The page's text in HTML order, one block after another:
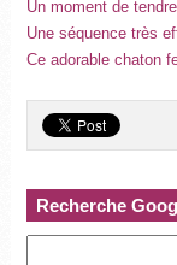
Un moment de
Une séquence très
Ce adorable chaton
Recherche